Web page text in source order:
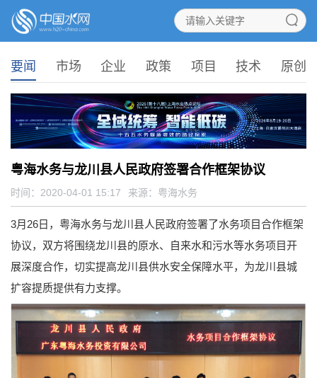
要闻 市场 企业 政策 项目 技术 原创
粤海水务与龙川县人民政府签署合作框架协议
时间：2020-04-01 15:17 来源： 粤海水务
3月26日，粤海水务与龙川县人民政府签署了水务项目合作框架
协议，双方将围绕龙川县的原水、自来水和污水等水务项目开
展深度合作，切实提高龙川县供水安全保障水平，为龙川县城
扩容提质提供有力支撑。